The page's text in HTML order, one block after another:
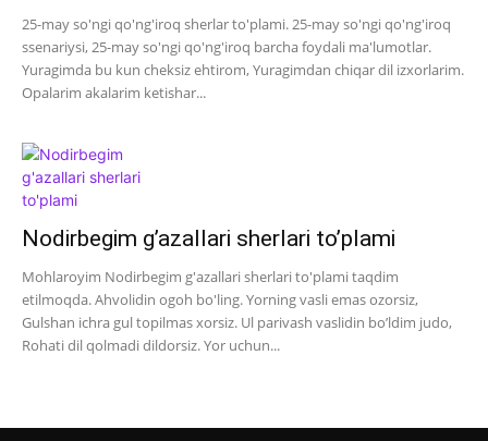
25-may so'ngi qo'ng'iroq sherlar to'plami. 25-may so'ngi qo'ng'iroq
ssenariysi, 25-may so'ngi qo'ng'iroq barcha foydali ma'lumotlar.
Yuragimda bu kun cheksiz ehtirom, Yuragimdan chiqar dil izxorlarim.
Opalarim akalarim ketishar...
Nodirbegim g’azallari sherlari to’plami
Mohlaroyim Nodirbegim g'azallari sherlari to'plami taqdim
etilmoqda. Ahvolidin ogoh bo'ling. Yorning vasli emas ozorsiz,
Gulshan ichra gul topilmas xorsiz. Ul parivash vaslidin bo’ldim judo,
Rohati dil qolmadi dildorsiz. Yor uchun...